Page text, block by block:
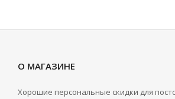
О МАГАЗИНЕ
Хорошие персональные скидки для